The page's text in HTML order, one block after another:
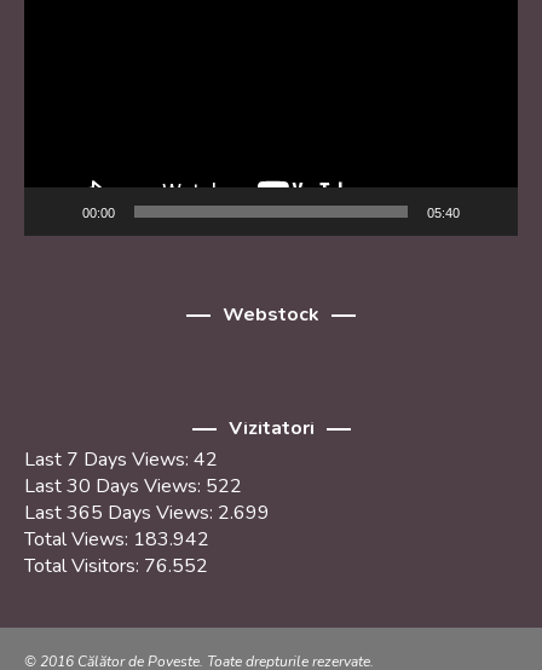
00:00 05:40
Webstock
Vizitatori
Last 7 Days Views: 42
Last 30 Days Views: 522
Last 365 Days Views: 2.699
Total Views: 183.942
Total Visitors: 76.552
© 2016 Călător de Poveste. Toate drepturile rezervate.